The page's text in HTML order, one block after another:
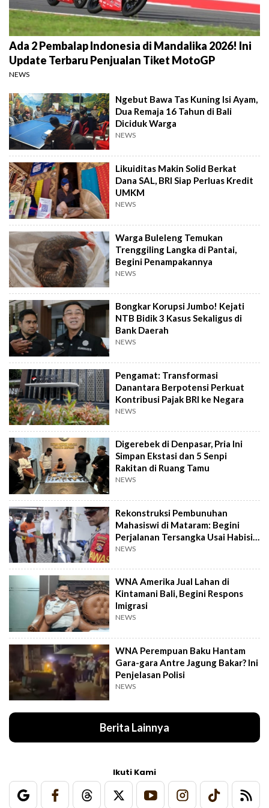
Ada 2 Pembalap Indonesia di Mandalika 2026! Ini
Update Terbaru Penjualan Tiket MotoGP
NEWS
Ngebut Bawa Tas Kuning Isi Ayam,
Dua Remaja 16 Tahun di Bali
Diciduk Warga
NEWS
Likuiditas Makin Solid Berkat
Dana SAL, BRI Siap Perluas Kredit
UMKM
NEWS
Warga Buleleng Temukan
Trenggiling Langka di Pantai,
Begini Penampakannya
NEWS
Bongkar Korupsi Jumbo! Kejati
NTB Bidik 3 Kasus Sekaligus di
Bank Daerah
NEWS
Pengamat: Transformasi
Danantara Berpotensi Perkuat
Kontribusi Pajak BRI ke Negara
NEWS
Digerebek di Denpasar, Pria Ini
Simpan Ekstasi dan 5 Senpi
Rakitan di Ruang Tamu
NEWS
Rekonstruksi Pembunuhan
Mahasiswi di Mataram: Begini
Perjalanan Tersangka Usai Habisi
Korban
NEWS
WNA Amerika Jual Lahan di
Kintamani Bali, Begini Respons
Imigrasi
NEWS
WNA Perempuan Baku Hantam
Gara-gara Antre Jagung Bakar? Ini
Penjelasan Polisi
NEWS
Berita Lainnya
Ikuti Kami